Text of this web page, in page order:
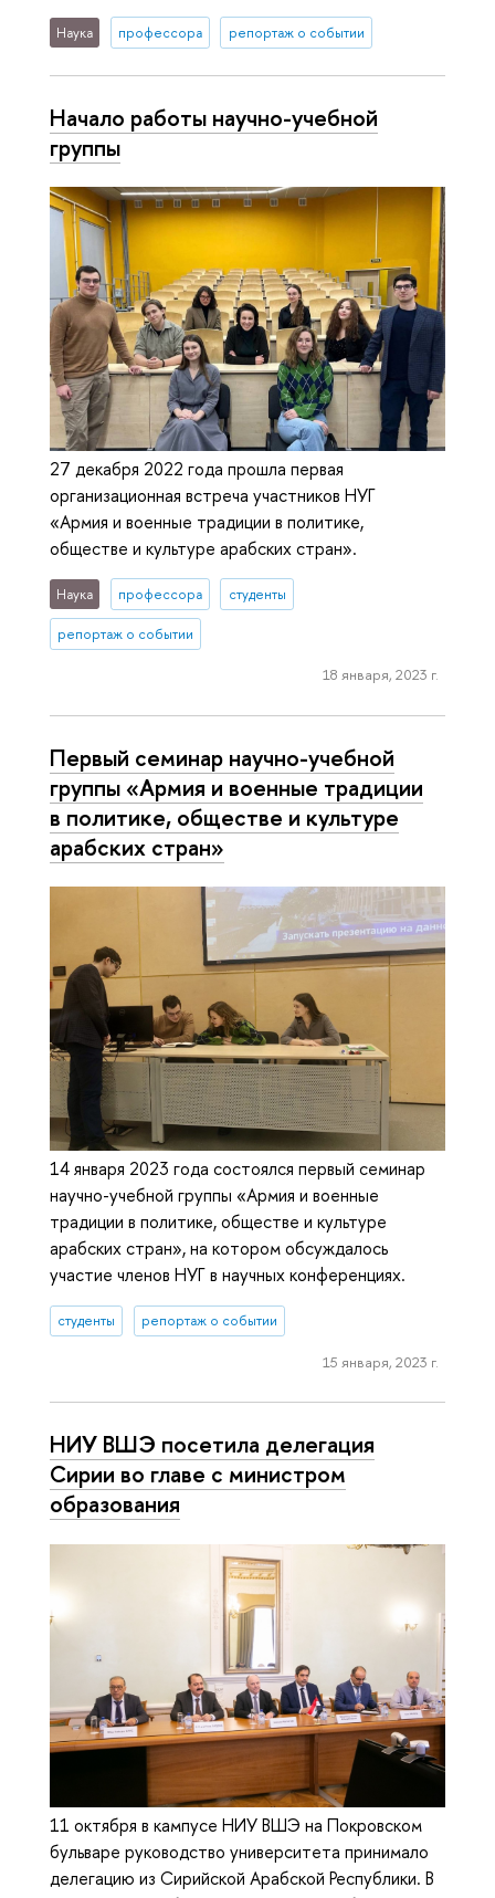
Наука профессора репортаж о событии
Начало работы научно-учебной
группы
27 декабря 2022 года прошла первая
организационная встреча участников НУГ
«Армия и военные традиции в политике,
обществе и культуре арабских стран».
Наука профессора студенты
репортаж о событии
18 января, 2023 г.
Первый семинар научно-учебной
группы «Армия и военные традиции
в политике, обществе и культуре
арабских стран»
14 января 2023 года состоялся первый семинар
научно-учебной группы «Армия и военные
традиции в политике, обществе и культуре
арабских стран», на котором обсуждалось
участие членов НУГ в научных конференциях.
студенты репортаж о событии
15 января, 2023 г.
НИУ ВШЭ посетила делегация
Сирии во главе с министром
образования
11 октября в кампусе НИУ ВШЭ на Покровском
бульваре руководство университета принимало
делегацию из Сирийской Арабской Республики. В